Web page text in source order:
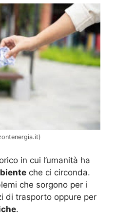
in cui l’umanità ha
che ci circonda.
che sorgono per i
di trasporto oppure per
.